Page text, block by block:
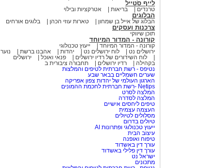
לייף סטייל
טרנדים בריאות אטרקציות ובילוי
הבלוגים
הבלוג של אייל בן שמחון טארות עוזי הכהן בלוגים אורחים
צרכנות ועסקים
תוכן שיווקי
קורונה - המדור המיוחד
קורונה - המדור המיוחד
ייעוץ טכנולוגי
ירושלים נט
לוח ירושלים נט יהדות אהבנו ברשת
נוער
לוח השידורים של רדיו ירושלים
פנאי ואוכל
ירושלים
בקהילה
רדיו ירושלים
תחבורה ציבורית ב
נטיפס - רשת חברתית לטיפים והמלצות
שערים חשמליים בבאר שבע
הארגון העולמי של יהדות צפון אפריקה
Netips -רשת חברתית לחכמת ההמונים
המלצה לסרט
המלצה לסדרה
טיפים ליחסים אישיים
העצמה עצמית
מסלולים לטיולים
טיולים בדרום
ייעוץ טכנולוגי ופתרונות AI
עיצוב הבית
טיפוח ואופנה
עורך דין באשדוד
עורך דין פלילי באשדוד
ישראל נט
מתכונים